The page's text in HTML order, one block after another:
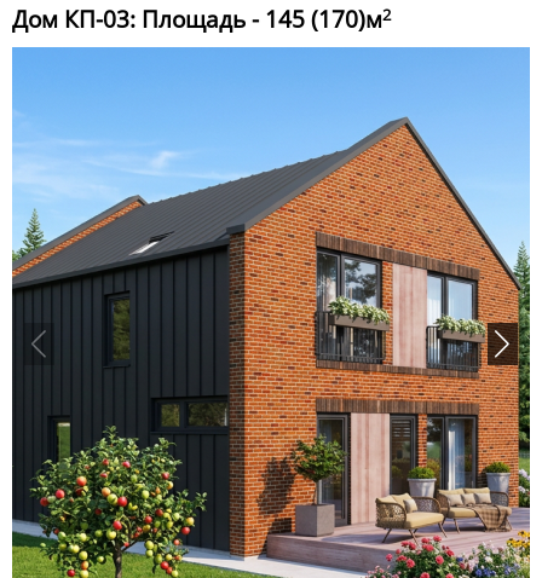
Дом КП-03: Площадь - 145 (170)м2